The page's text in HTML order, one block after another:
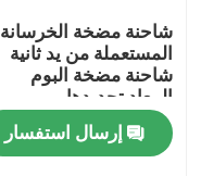
بيت
شاحنة مضخة الخرسانة
المستعملة من يد ثانية
شاحنة مضخة البوم
المعاد تجديدها
إرسال استفسار